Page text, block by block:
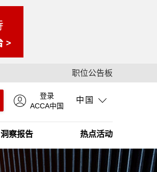
职位公告板
中国
登录
ACCA中国
洞察报告 热点活动